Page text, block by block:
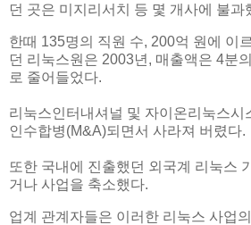
던 곳은 미지리서치 등 몇 개사에 불과
한때 135명의 직원 수, 200억 원에 이
던 리눅스원은 2003년, 매출액은 4분
로 줄어들었다.
리눅스인터내셔널 및 자이온리눅스시
인수합병(M&A)되면서 사라져 버렸다.
또한 국내에 진출했던 외국계 리눅스
거나 사업을 축소했다.
업계 관계자들은 이러한 리눅스 사업